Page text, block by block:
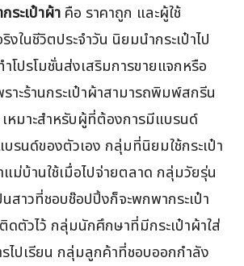
ระเป๋าผ้า คือ ราคาถูก และผู้ใช้
งในชีวิตประจำวัน นิยมนำกระเป๋าไป
โปรโมชั่นส่งเสริมการขายแจกหรือ
าะร้านกระเป๋าผ้าสามารถพิมพ์สกรีน
เหมาะสำหรับผู้ที่ต้องการมีแบรนด์
รนด์ของตัวเอง กลุ่มที่นิยมใช้กระเป๋า
ม่บ้านใช้เมื่อไปจ่ายตลาด กลุ่มวัยรุ่น
สาวที่ชอบช๊อปปิ้งก็จะพกพากระเป๋า
ตัวไว้ กลุ่มนักศึกษาที่มีกระเป๋าผ้าใส่
ไปเรียน กลุ่มลูกค้าที่ชอบออกกำลัง